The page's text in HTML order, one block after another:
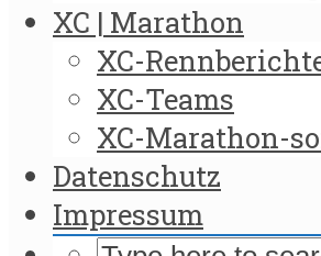
XC | Marathon
XC-
XC-Teams
XC-Marathon-
Datenschutz
Impressum